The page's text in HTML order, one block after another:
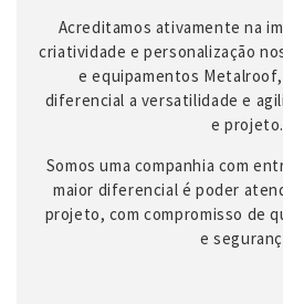
Acreditamos ativamente na
criatividade e personalização
e equipamentos
diferencial a versatilidade e
e projeto.
Somos uma companhia com
maior diferencial é poder
projeto, com compromisso de
e